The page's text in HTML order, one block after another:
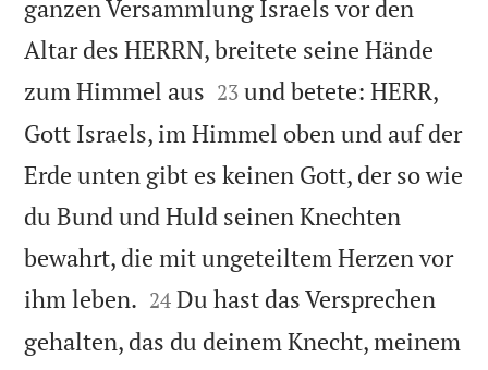
ganzen Versammlung Israels vor den
Altar des HERRN, breitete seine Hände
zum Himmel aus 

23 und betete: HERR,
Gott Israels, im Himmel oben und auf der
Erde unten gibt es keinen Gott, der so wie
du Bund und Huld seinen Knechten
bewahrt, die mit ungeteiltem Herzen vor
ihm leben. 

24 Du hast das Versprechen
gehalten, das du deinem Knecht, meinem